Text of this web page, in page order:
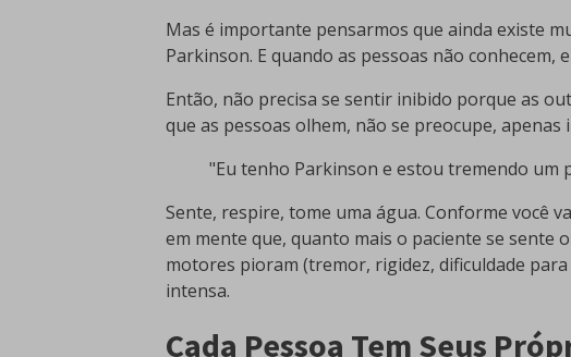
Mas é importante pensarmos que ainda existe
Parkinson. E quando as pessoas não conhecem,
Então, não precisa se sentir inibido porque as
que as pessoas olhem, não se preocupe, apenas
"Eu tenho Parkinson e estou tremendo um
Sente, respire, tome uma água. Conforme você
em mente que, quanto mais o paciente se sente
motores pioram (tremor, rigidez, dificuldade
intensa.
Cada Pessoa Tem Seus